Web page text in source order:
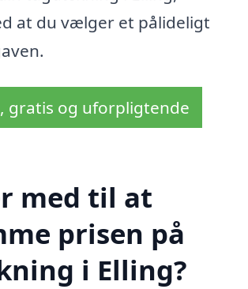
at du vælger et pålideligt
gratis og uforpligtende
med til at
prisen på
i Elling?